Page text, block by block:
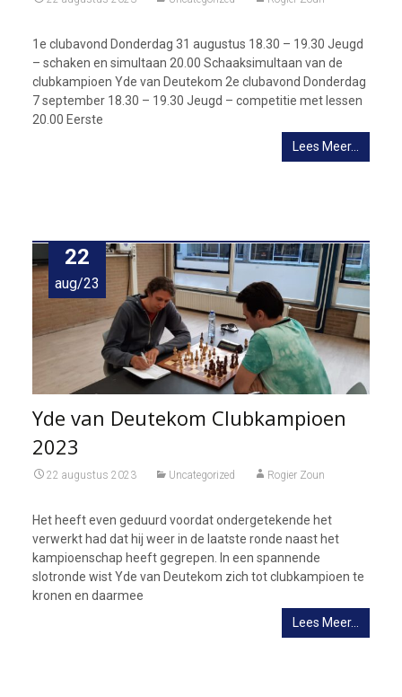
1e clubavond Donderdag 31 augustus 18.30 – 19.30 Jeugd
– schaken en simultaan 20.00 Schaaksimultaan van de
clubkampioen Yde van Deutekom 2e clubavond Donderdag
7 september 18.30 – 19.30 Jeugd – competitie met lessen
20.00 Eerste
Lees Meer…
22
aug/23
Yde van Deutekom Clubkampioen
2023
22 augustus 2023 Uncategorized Rogier Zoun
Het heeft even geduurd voordat ondergetekende het
verwerkt had dat hij weer in de laatste ronde naast het
kampioenschap heeft gegrepen. In een spannende
slotronde wist Yde van Deutekom zich tot clubkampioen te
kronen en daarmee
Lees Meer…